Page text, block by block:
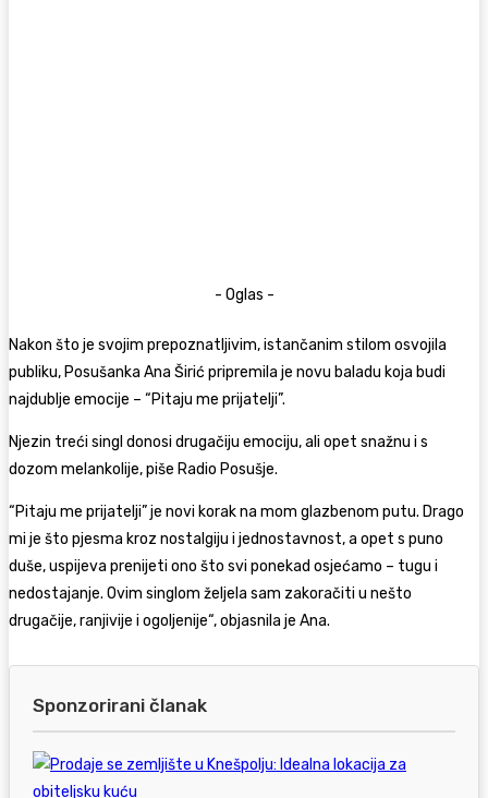
- Oglas -
Nakon što je svojim prepoznatljivim, istančanim stilom osvojila
publiku, Posušanka Ana Širić pripremila je novu baladu koja budi
najdublje emocije – “Pitaju me prijatelji”.
Njezin treći singl donosi drugačiju emociju, ali opet snažnu i s
dozom melankolije, piše Radio Posušje.
“Pitaju me prijatelji” je novi korak na mom glazbenom putu. Drago
mi je što pjesma kroz nostalgiju i jednostavnost, a opet s puno
duše, uspijeva prenijeti ono što svi ponekad osjećamo – tugu i
nedostajanje. Ovim singlom željela sam zakoračiti u nešto
drugačije, ranjivije i ogoljenije“, objasnila je Ana.
Sponzorirani članak